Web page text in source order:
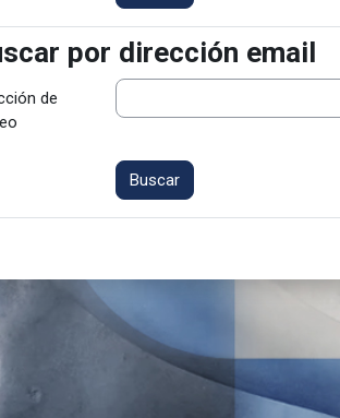
por dirección email
por dirección email
de